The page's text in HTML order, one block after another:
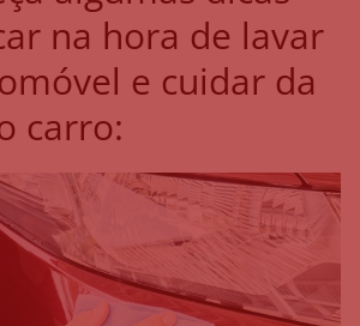
na hora de lavar
e cuidar da
carro: